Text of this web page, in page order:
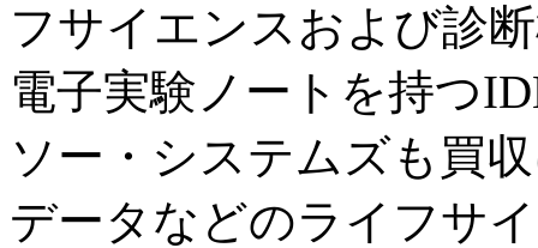
フサイエンスおよび診
電子実験ノートを持つ
ソー・システムズも買
データなどのライフサ